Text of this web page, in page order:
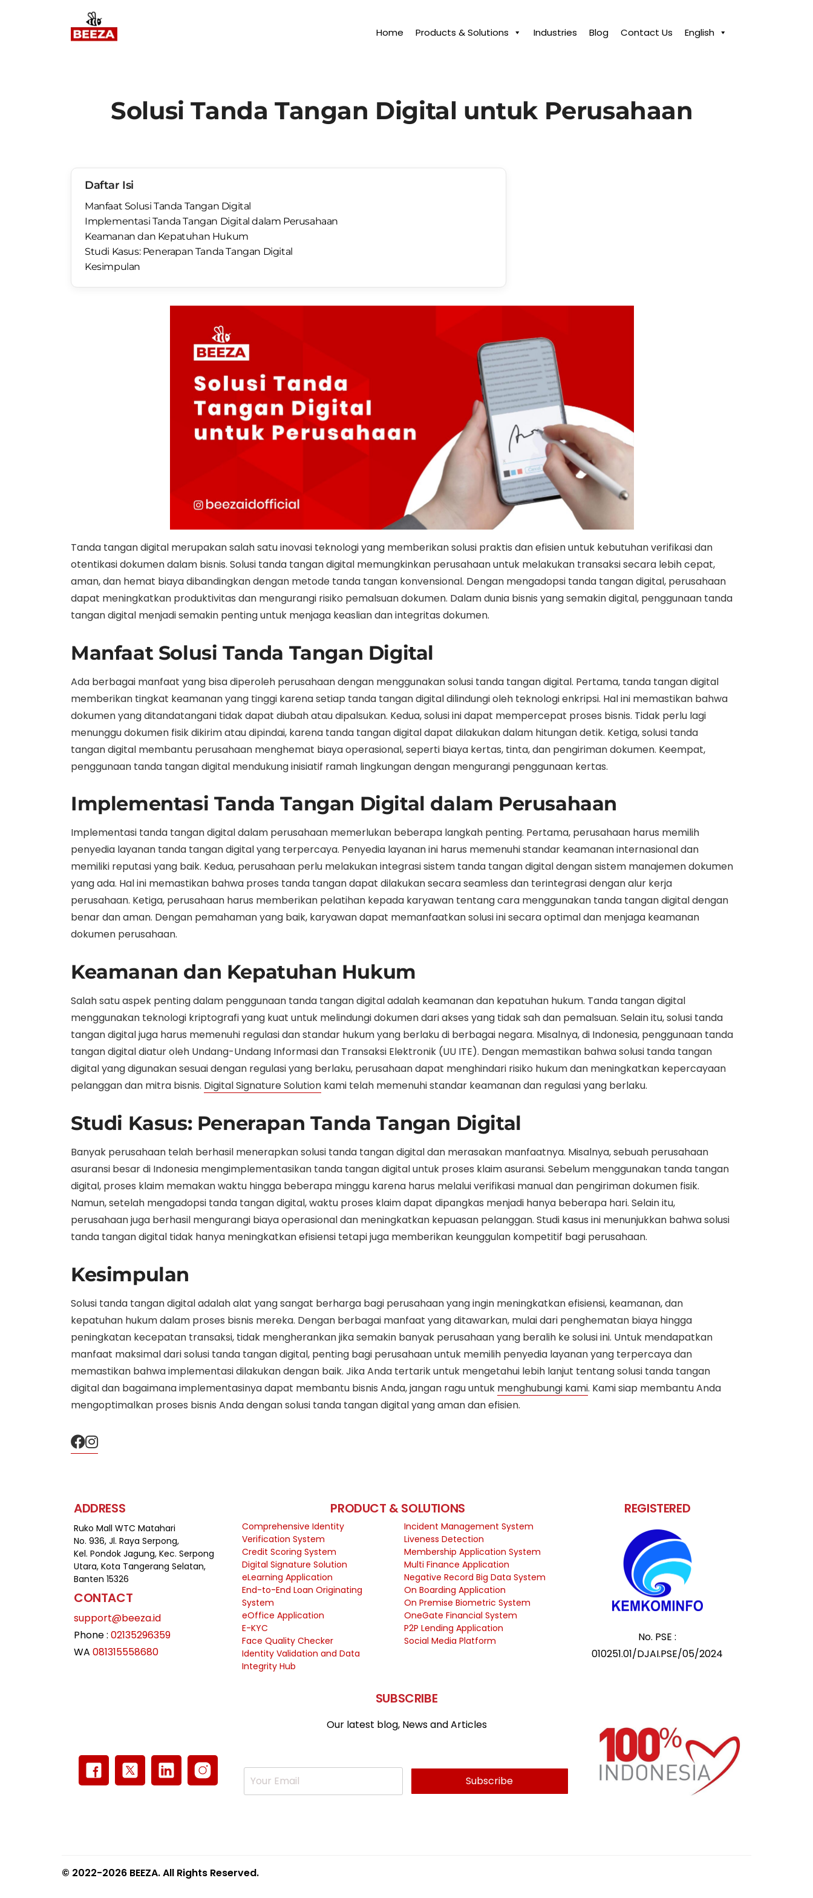
Home Products & Solutions Industries Blog Contact Us English
Solusi Tanda Tangan Digital untuk Perusahaan
Daftar Isi
Manfaat Solusi Tanda Tangan Digital
Implementasi Tanda Tangan Digital dalam Perusahaan
Keamanan dan Kepatuhan Hukum
Studi Kasus: Penerapan Tanda Tangan Digital
Kesimpulan
Tanda tangan digital merupakan salah satu inovasi teknologi yang memberikan solusi praktis dan efisien untuk kebutuhan verifikasi dan
otentikasi dokumen dalam bisnis. Solusi tanda tangan digital memungkinkan perusahaan untuk melakukan transaksi secara lebih cepat,
aman, dan hemat biaya dibandingkan dengan metode tanda tangan konvensional. Dengan mengadopsi tanda tangan digital, perusahaan
dapat meningkatkan produktivitas dan mengurangi risiko pemalsuan dokumen. Dalam dunia bisnis yang semakin digital, penggunaan tanda
tangan digital menjadi semakin penting untuk menjaga keaslian dan integritas dokumen.
Manfaat Solusi Tanda Tangan Digital
Ada berbagai manfaat yang bisa diperoleh perusahaan dengan menggunakan solusi tanda tangan digital. Pertama, tanda tangan digital
memberikan tingkat keamanan yang tinggi karena setiap tanda tangan digital dilindungi oleh teknologi enkripsi. Hal ini memastikan bahwa
dokumen yang ditandatangani tidak dapat diubah atau dipalsukan. Kedua, solusi ini dapat mempercepat proses bisnis. Tidak perlu lagi
menunggu dokumen fisik dikirim atau dipindai, karena tanda tangan digital dapat dilakukan dalam hitungan detik. Ketiga, solusi tanda
tangan digital membantu perusahaan menghemat biaya operasional, seperti biaya kertas, tinta, dan pengiriman dokumen. Keempat,
penggunaan tanda tangan digital mendukung inisiatif ramah lingkungan dengan mengurangi penggunaan kertas.
Implementasi Tanda Tangan Digital dalam Perusahaan
Implementasi tanda tangan digital dalam perusahaan memerlukan beberapa langkah penting. Pertama, perusahaan harus memilih
penyedia layanan tanda tangan digital yang terpercaya. Penyedia layanan ini harus memenuhi standar keamanan internasional dan
memiliki reputasi yang baik. Kedua, perusahaan perlu melakukan integrasi sistem tanda tangan digital dengan sistem manajemen dokumen
yang ada. Hal ini memastikan bahwa proses tanda tangan dapat dilakukan secara seamless dan terintegrasi dengan alur kerja
perusahaan. Ketiga, perusahaan harus memberikan pelatihan kepada karyawan tentang cara menggunakan tanda tangan digital dengan
benar dan aman. Dengan pemahaman yang baik, karyawan dapat memanfaatkan solusi ini secara optimal dan menjaga keamanan
dokumen perusahaan.
Keamanan dan Kepatuhan Hukum
Salah satu aspek penting dalam penggunaan tanda tangan digital adalah keamanan dan kepatuhan hukum. Tanda tangan digital
menggunakan teknologi kriptografi yang kuat untuk melindungi dokumen dari akses yang tidak sah dan pemalsuan. Selain itu, solusi tanda
tangan digital juga harus memenuhi regulasi dan standar hukum yang berlaku di berbagai negara. Misalnya, di Indonesia, penggunaan tanda
tangan digital diatur oleh Undang-Undang Informasi dan Transaksi Elektronik (UU ITE). Dengan memastikan bahwa solusi tanda tangan
digital yang digunakan sesuai dengan regulasi yang berlaku, perusahaan dapat menghindari risiko hukum dan meningkatkan kepercayaan
pelanggan dan mitra bisnis. Digital Signature Solution kami telah memenuhi standar keamanan dan regulasi yang berlaku.
Studi Kasus: Penerapan Tanda Tangan Digital
Banyak perusahaan telah berhasil menerapkan solusi tanda tangan digital dan merasakan manfaatnya. Misalnya, sebuah perusahaan
asuransi besar di Indonesia mengimplementasikan tanda tangan digital untuk proses klaim asuransi. Sebelum menggunakan tanda tangan
digital, proses klaim memakan waktu hingga beberapa minggu karena harus melalui verifikasi manual dan pengiriman dokumen fisik.
Namun, setelah mengadopsi tanda tangan digital, waktu proses klaim dapat dipangkas menjadi hanya beberapa hari. Selain itu,
perusahaan juga berhasil mengurangi biaya operasional dan meningkatkan kepuasan pelanggan. Studi kasus ini menunjukkan bahwa solusi
tanda tangan digital tidak hanya meningkatkan efisiensi tetapi juga memberikan keunggulan kompetitif bagi perusahaan.
Kesimpulan
Solusi tanda tangan digital adalah alat yang sangat berharga bagi perusahaan yang ingin meningkatkan efisiensi, keamanan, dan
kepatuhan hukum dalam proses bisnis mereka. Dengan berbagai manfaat yang ditawarkan, mulai dari penghematan biaya hingga
peningkatan kecepatan transaksi, tidak mengherankan jika semakin banyak perusahaan yang beralih ke solusi ini. Untuk mendapatkan
manfaat maksimal dari solusi tanda tangan digital, penting bagi perusahaan untuk memilih penyedia layanan yang terpercaya dan
memastikan bahwa implementasi dilakukan dengan baik. Jika Anda tertarik untuk mengetahui lebih lanjut tentang solusi tanda tangan
digital dan bagaimana implementasinya dapat membantu bisnis Anda, jangan ragu untuk menghubungi kami. Kami siap membantu Anda
mengoptimalkan proses bisnis Anda dengan solusi tanda tangan digital yang aman dan efisien.
ADDRESS
Ruko Mall WTC Matahari
No. 936, Jl. Raya Serpong,
Kel. Pondok Jagung, Kec. Serpong
Utara, Kota Tangerang Selatan,
Banten 15326
CONTACT
support@beeza.id
Phone : 02135296359
WA 081315558680
PRODUCT & SOLUTIONS
Comprehensive Identity
Verification System
Credit Scoring System
Digital Signature Solution
eLearning Application
End-to-End Loan Originating
System
eOffice Application
E-KYC
Face Quality Checker
Identity Validation and Data
Integrity Hub
Incident Management System
Liveness Detection
Membership Application System
Multi Finance Application
Negative Record Big Data System
On Boarding Application
On Premise Biometric System
OneGate Financial System
P2P Lending Application
Social Media Platform
REGISTERED
No. PSE :
010251.01/DJAI.PSE/05/2024
SUBSCRIBE
Our latest blog, News and Articles
© 2022-2026 BEEZA. All Rights Reserved.